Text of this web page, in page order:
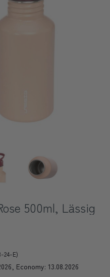
500ml, Lässig
24-E)
Economy: 13.08.2026